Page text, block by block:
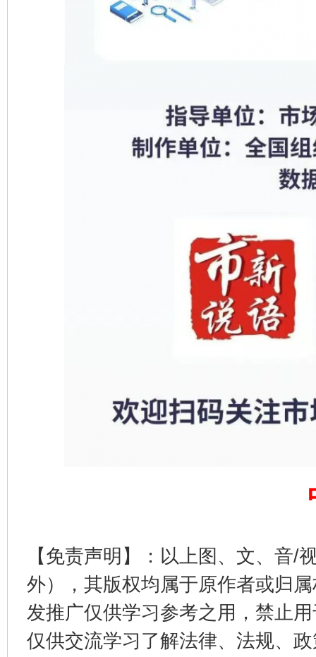
【免责声明】：以上图、文、音/
外），其版权均属于原作者或归
发推广仅供学习参考之用，禁止
仅供交流学习了解法律、法规、
完善运行机制助力责任有效落实
揭开“小金库”的免责幌子